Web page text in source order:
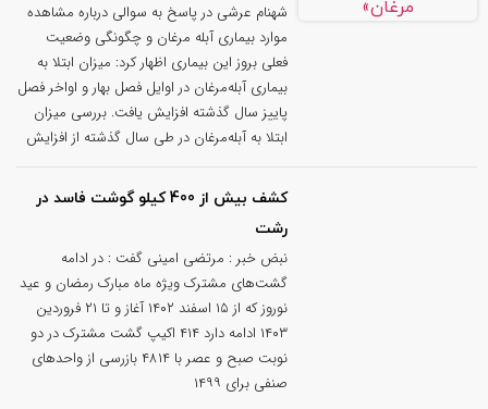
شهنام عرشی در پاسخ به سوالی درباره مشاهده
موارد بیماری آبله مرغان و چگونگی وضعیت
فعلی بروز این بیماری اظهار کرد: میزان ابتلا به
بیماری آبله‌مرغان در اوایل فصل بهار و اواخر فصل
پاییز سال گذشته افزایش یافت. بررسی میزان
ابتلا به آبله‌مرغان در طی سال گذشته از افزایش
کشف بیش از 400 کیلو گوشت فاسد در
رشت
نبض خبر : مرتضی امینی گفت : در ادامه
گشت‌های مشترک ویژه ماه مبارک رمضان و عید
نوروز که از ۱۵ اسفند ۱۴۰۲ آغاز و تا ۲۱ فروردین
۱۴۰۳ ادامه دارد ۴۱۴ اکیپ گشت مشترک در دو
نوبت صبح و عصر با ۴۸۱۴ بازرسی از واحدهای
صنفی برای ۱۴۹۹